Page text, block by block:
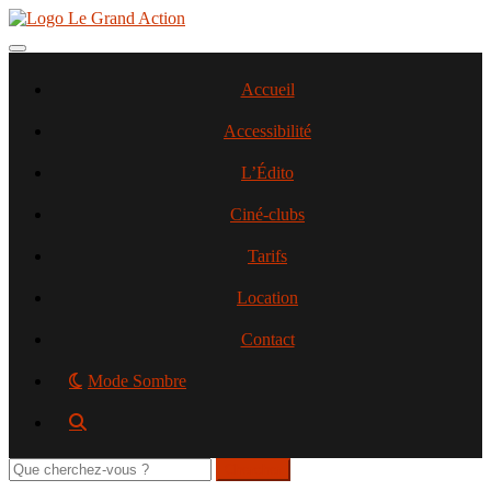
Aller
contenu
Toggle navigation
Accueil
Accessibilité
L’Édito
Ciné-clubs
Tarifs
Location
Contact
Mode Sombre
Rechercher
sur